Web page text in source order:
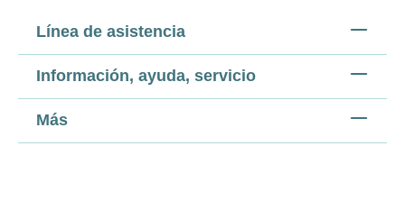
Línea de asistencia
Información, ayuda, servicio
Más